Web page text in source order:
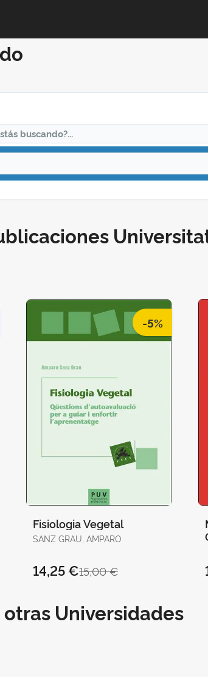
buscando?...
-5%
Fisiologia Vegetal
SANZ GRAU, AMPARO
15,00 €
14,25 €
Universidades